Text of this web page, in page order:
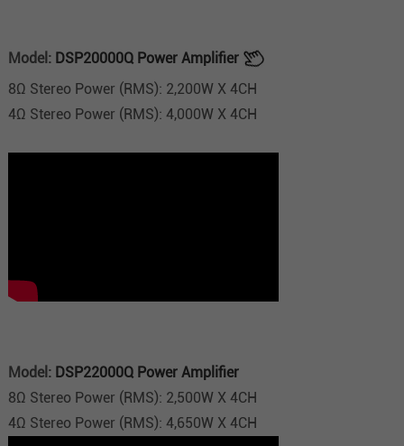
Model: DSP20000Q Power Amplifier
8Ω Stereo Power (RMS): 2,200W X 4CH
4Ω Stereo Power (RMS): 4,000W X 4CH
Model: DSP22000Q Power Amplifier
8Ω Stereo Power (RMS): 2,500W X 4CH
4Ω Stereo Power (RMS): 4,650W X 4CH